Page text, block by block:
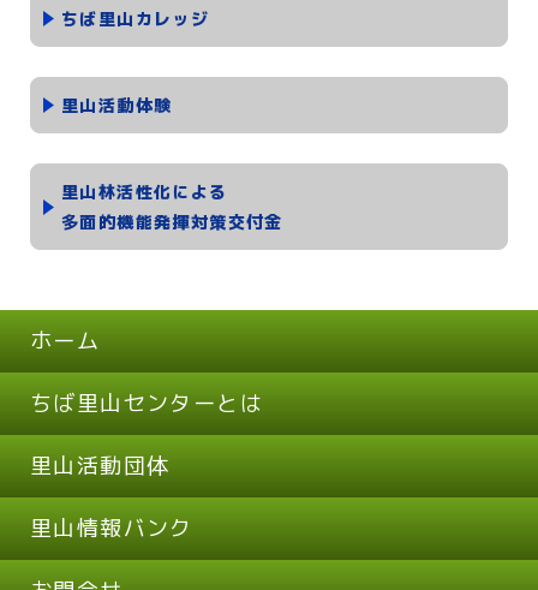
ちば里山カレッジ
里山活動体験
里山林活性化による
多面的機能発揮対策交付金
ホーム
ちば里山センターとは
里山活動団体
里山情報バンク